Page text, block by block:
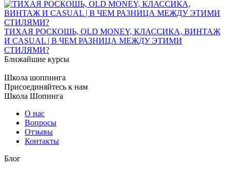
ТИХАЯ РОСКОШЬ, OLD MONEY, КЛАССИКА, ВИНТАЖ
И CASUAL | В ЧЕМ РАЗНИЦА МЕЖДУ ЭТИМИ
СТИЛЯМИ?
Ближайшие курсы
Школа шоппинга
Присоединяйтесь к нам
Школа Шопинга
О нас
Вопросы
Отзывы
Контакты
Блог